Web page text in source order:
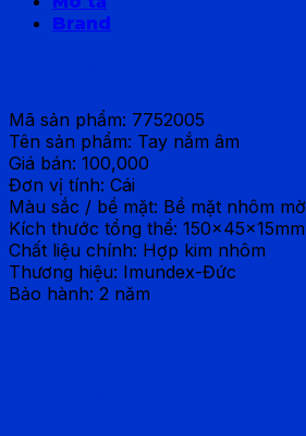
Brand
Mã sản phẩm: 7752005
Tên sản phẩm: Tay nắm âm
Giá bán: 100,000
Đơn vị tính: Cái
Màu sắc / bề mặt: Bề mặt nhôm mờ
Kích thước tổng thể: 150x45x15mm
Chất liệu chính: Hợp kim nhôm
Thương hiệu: Imundex-Đức
Bảo hành: 2 năm